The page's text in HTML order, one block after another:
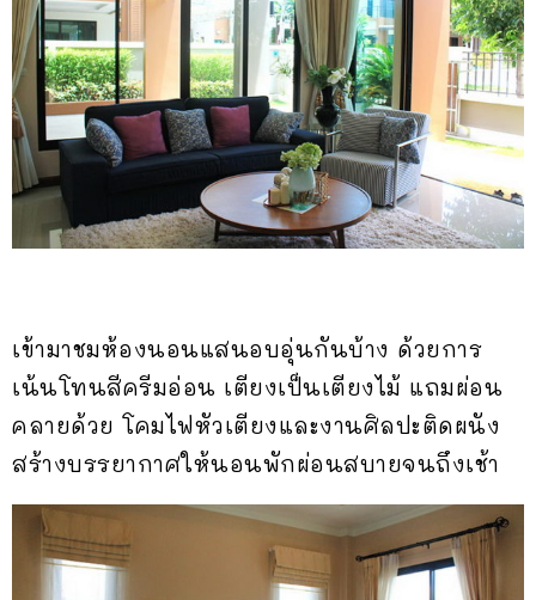
เข้ามาชมห้องนอนแสนอบอุ่นกันบ้าง ด้วยการ
เน้นโทนสีครีมอ่อน เตียงเป็นเตียงไม้ แถมผ่อน
คลายด้วย โคมไฟหัวเตียงและงานศิลปะติดผนัง
สร้างบรรยากาศให้นอนพักผ่อนสบายจนถึงเช้า